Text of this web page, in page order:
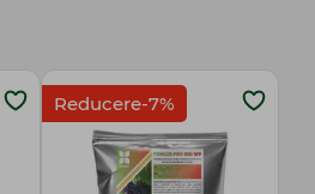
Reducere-7%